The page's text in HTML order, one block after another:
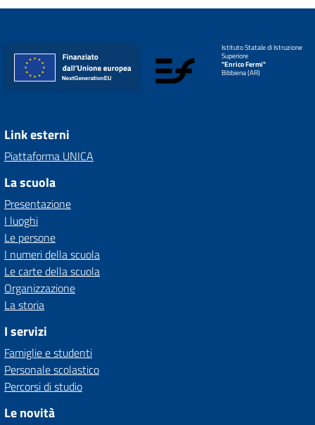
Istituto Statale di Istruzione
Superiore
"Enrico Fermi"
Bibbiena (AR)
Link esterni
Piattaforma UNICA
La scuola
Presentazione
I luoghi
Le persone
I numeri della scuola
Le carte della scuola
Organizzazione
La storia
I servizi
Famiglie e studenti
Personale scolastico
Percorsi di studio
Le novità